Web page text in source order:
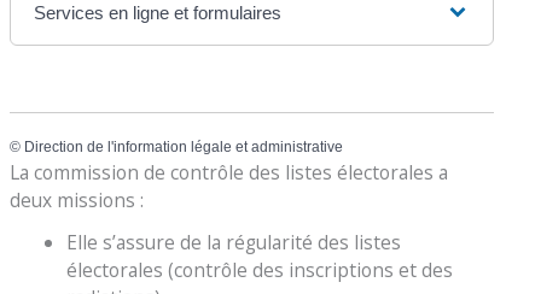
Services en ligne et formulaires
© Direction de l'information légale et administrative
La commission de contrôle des listes électorales a
deux missions :
Elle s’assure de la régularité des listes
électorales (contrôle des inscriptions et des